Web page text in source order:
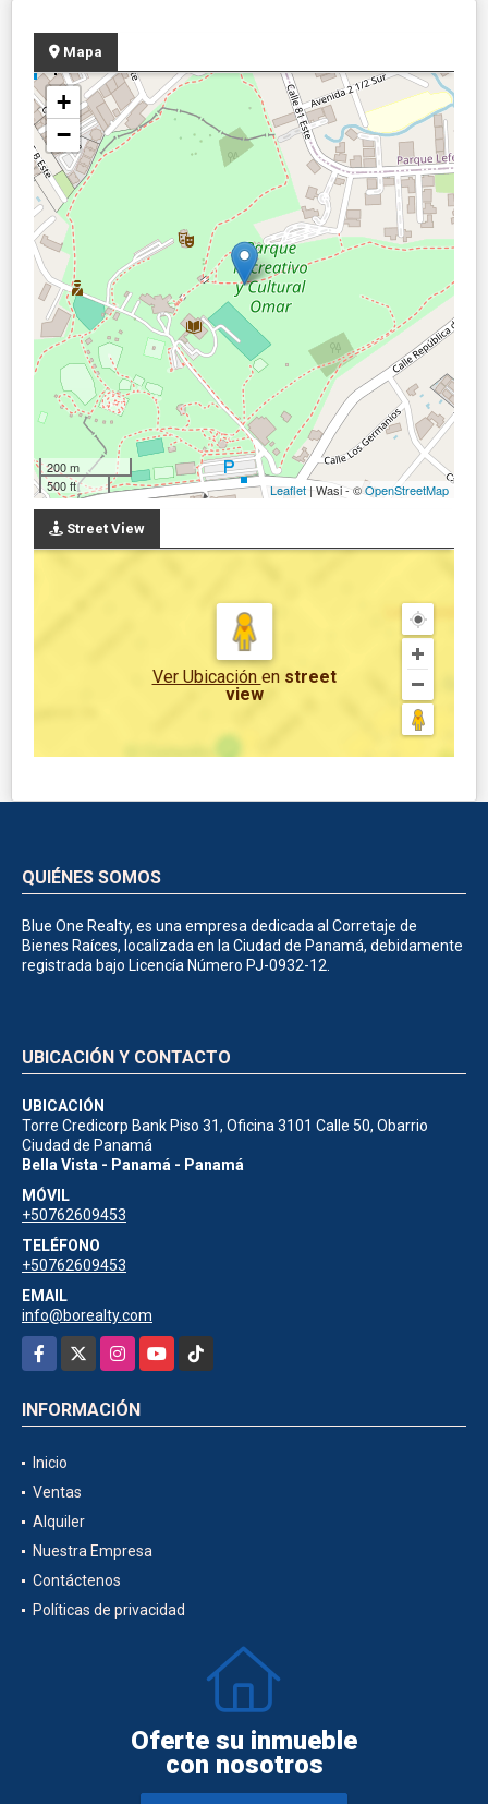
Mapa
+
−
200 m
500 ft
Leaflet | Wasi - ©OpenStreetMap
Street View
Ver Ubicación en street
view
QUIÉNES SOMOS
Blue One Realty, es una empresa dedicada al Corretaje de
Bienes Raíces, localizada en la Ciudad de Panamá, debidamente
registrada bajo Licencía Número PJ-0932-12.
UBICACIÓN Y CONTACTO
UBICACIÓN
Torre Credicorp Bank Piso 31, Oficina 3101 Calle 50, Obarrio
Ciudad de Panamá
Bella Vista - Panamá - Panamá
MÓVIL
+50762609453
TELÉFONO
+50762609453
EMAIL
info@borealty.com
Facebook
InstagramYouTubeTikTok
INFORMACIÓN
Inicio
Ventas
Alquiler
Nuestra Empresa
Contáctenos
Políticas de privacidad
Oferte su inmueble
con nosotros